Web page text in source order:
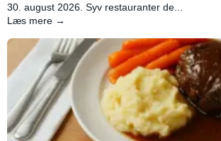
30. august 2026. Syv restauranter de...
Læs mere →